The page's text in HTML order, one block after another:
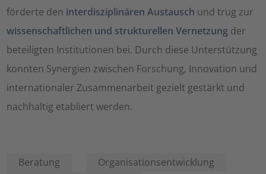
förderte den interdisziplinären Austausch und trug zur
wissenschaftlichen und strukturellen Vernetzung der
beteiligten Institutionen bei. Durch diese Unterstützung
konnten Synergien zwischen Forschung, Innovation und
internationaler Zusammenarbeit gezielt gestärkt und
nachhaltig etabliert werden.
Beratung
Organisationsentwicklung